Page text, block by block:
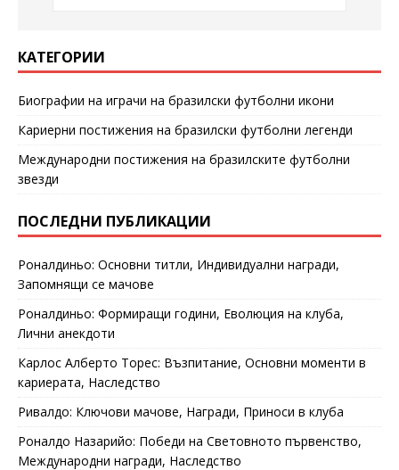
КАТЕГОРИИ
Биографии на играчи на бразилски футболни икони
Кариерни постижения на бразилски футболни легенди
Международни постижения на бразилските футболни
звезди
ПОСЛЕДНИ ПУБЛИКАЦИИ
Роналдиньо: Основни титли, Индивидуални награди,
Запомнящи се мачове
Роналдиньо: Формиращи години, Еволюция на клуба,
Лични анекдоти
Карлос Алберто Торес: Възпитание, Основни моменти в
кариерата, Наследство
Ривалдо: Ключови мачове, Награди, Приноси в клуба
Роналдо Назарийо: Победи на Световното първенство,
Международни награди, Наследство